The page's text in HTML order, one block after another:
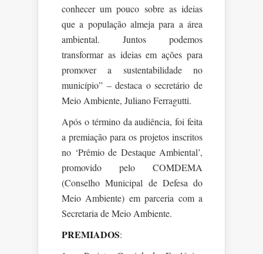
conhecer um pouco sobre as ideias
que a população almeja para a área
ambiental. Juntos podemos
transformar as ideias em ações para
promover a sustentabilidade no
município” – destaca o secretário de
Meio Ambiente, Juliano Ferragutti.
Após o término da audiência, foi feita
a premiação para os projetos inscritos
no ‘Prêmio de Destaque Ambiental’,
promovido pelo COMDEMA
(Conselho Municipal de Defesa do
Meio Ambiente) em parceria com a
Secretaria de Meio Ambiente.
PREMIADOS: